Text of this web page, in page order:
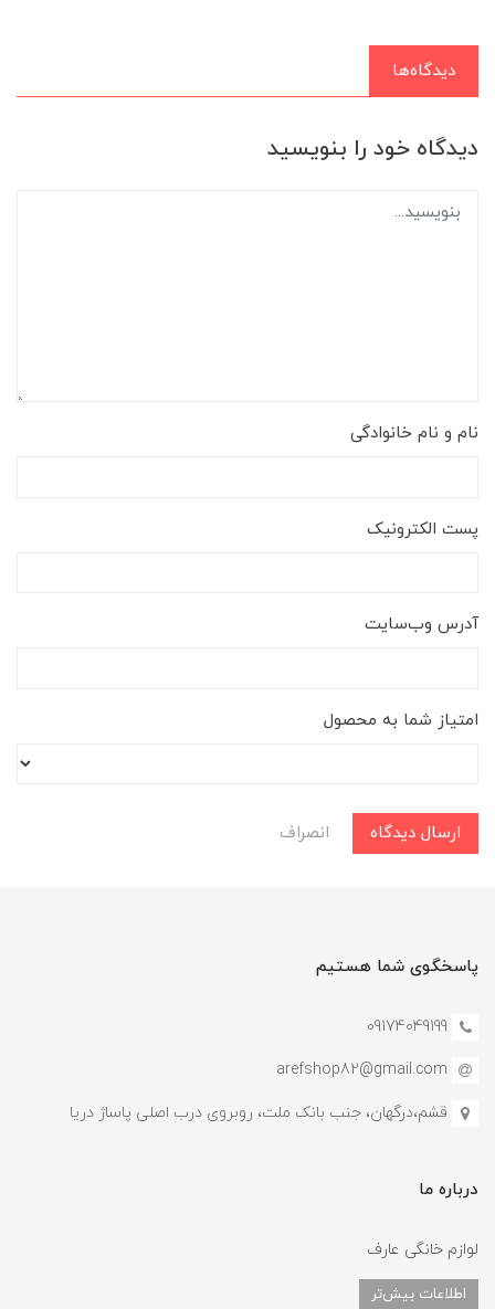
دیدگاه‌ها
دیدگاه خود را بنویسید
نام و نام خانوادگی
پست الکترونیک
آدرس وب‌سایت
امتیاز شما به محصول
ارسال دیدگاه انصراف
پاسخگوی شما هستیم
09174049199
arefshop82@gmail.com
قشم،درگهان، جنب بانک ملت، روبروی درب اصلی پاساژ دریا
درباره ما
لوازم خانگی عارف
اطلاعات بیش‌تر